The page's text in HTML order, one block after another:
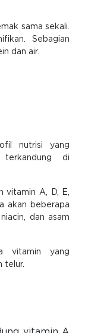
sama sekali.
Sebagian
dan air.
nutrisi yang
di
vitamin A, D, E,
akan beberapa
dan asam
vitamin yang
telur.